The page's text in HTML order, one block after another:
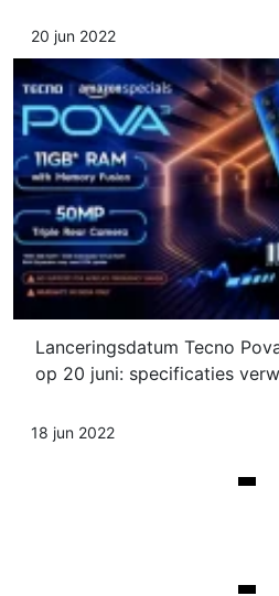
20 jun 2022
Lanceringsdatum Tecno
op 20 juni: specificaties
18 jun 2022